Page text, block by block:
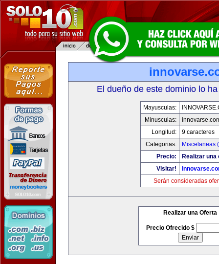
El dueño de este dominio lo
Mayusculas:
Minusculas:
Longitud:
9 caracteres
Categorias:
Miscelaneas
Precio:
Realizar una
Visitar!
Serán consideradas
Realizar una Oferta
Precio Ofrecido $